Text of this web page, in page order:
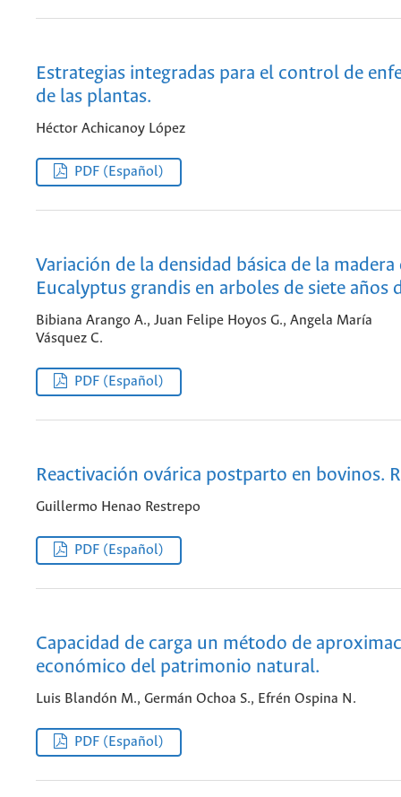
Estrategias integradas para el control de
de las plantas.
Héctor Achicanoy López
PDF (Español)
Variación de la densidad básica de la madera
Eucalyptus grandis en arboles de siete años
Bibiana Arango A., Juan Felipe Hoyos G., Angela María
Vásquez C.
PDF (Español)
Reactivación ovárica postparto en bovinos.
Guillermo Henao Restrepo
PDF (Español)
Capacidad de carga un método de
económico del patrimonio natural.
Luis Blandón M., Germán Ochoa S., Efrén Ospina N.
PDF (Español)